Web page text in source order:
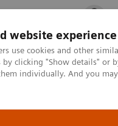
website experience
use cookies and other
by clicking "Show details" or
individually. And you
cliniques
de laboratoire